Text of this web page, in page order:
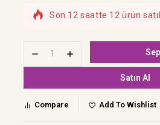
Son 12 saatte 12 ürün
Satın Al
Compare Add To Wishlist